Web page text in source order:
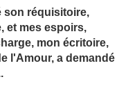
son réquisitoire,
et mes espoirs,
mon écritoire,
l'Amour, a demandé